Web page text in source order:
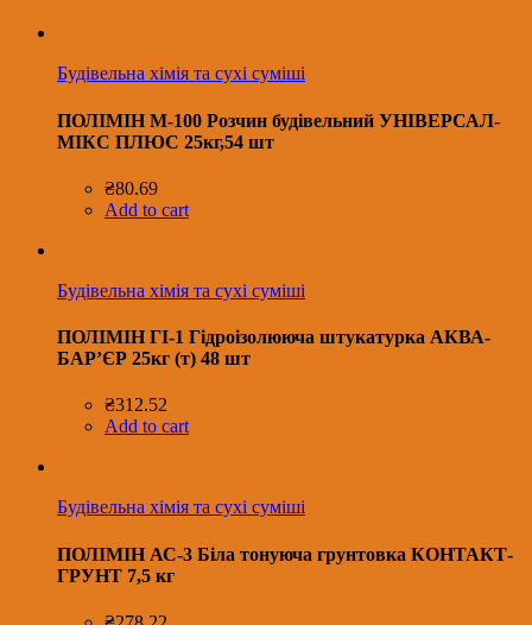
Будівельна хімія та сухі суміші
ПОЛІМІН М-100 Розчин будівельний УНІВЕРСАЛ-
МІКС ПЛЮС 25кг,54 шт
₴80.69
Add to cart
Будівельна хімія та сухі суміші
ПОЛІМІН ГІ-1 Гідроізолююча штукатурка АКВА-
БАР’ЄР 25кг (т) 48 шт
₴312.52
Add to cart
Будівельна хімія та сухі суміші
ПОЛІМІН АС-3 Біла тонуюча грунтовка КОНТАКТ-
ГРУНТ 7,5 кг